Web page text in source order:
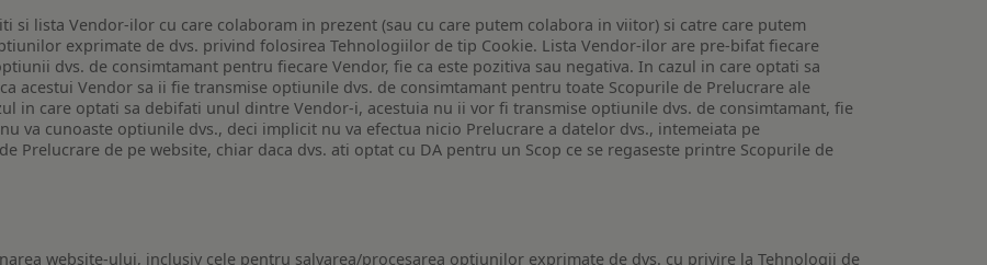
si lista Vendor-ilor cu care colaboram in prezent (sau cu care putem colabora in viitor) si catre care putem
exprimate de dvs. privind folosirea Tehnologiilor de tip Cookie. Lista Vendor-ilor are pre-bifat fiecare
dvs. de consimtamant pentru fiecare Vendor, fie ca este pozitiva sau negativa. In cazul in care optati sa
acestui Vendor sa ii fie transmise optiunile dvs. de consimtamant pentru toate Scopurile de Prelucrare ale
in care optati sa debifati unul dintre Vendor-i, acestuia nu ii vor fi transmise optiunile dvs. de consimtamant, fie
va cunoaste optiunile dvs., deci implicit nu va efectua nicio Prelucrare a datelor dvs., intemeiata pe
Prelucrare de pe website, chiar daca dvs. ati optat cu DA pentru un Scop ce se regaseste printre Scopurile de
website-ului, inclusiv cele pentru salvarea/procesarea optiunilor exprimate de dvs. cu privire la Tehnologii de